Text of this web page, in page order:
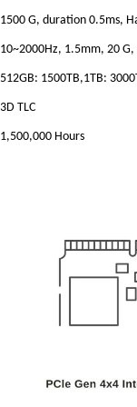
1500 G, duration 0.5ms,
10~2000Hz, 1.5mm, 20
512GB: 1500TB,1TB:
3D TLC
1,500,000 Hours